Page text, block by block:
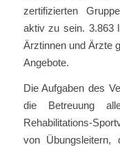
zertifizierten
aktiv zu sein. 3.863
Ärztinnen und Ärzte
Angebote.
Die Aufgaben des
die Betreuung
Rehabilitations-
von Übungsleitern,